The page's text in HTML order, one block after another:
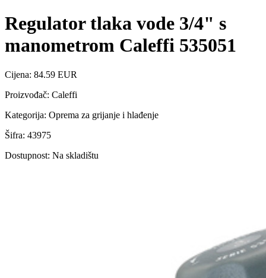
Regulator tlaka vode 3/4" s
manometrom Caleffi 535051
Cijena: 84.59 EUR
Proizvođač: Caleffi
Kategorija: Oprema za grijanje i hlađenje
Šifra: 43975
Dostupnost: Na skladištu